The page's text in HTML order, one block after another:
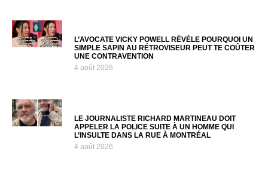
L’AVOCATE VICKY POWELL RÉVÈLE POURQUOI UN
SIMPLE SAPIN AU RÉTROVISEUR PEUT TE COÛTER
UNE CONTRAVENTION
4 août 2026
LE JOURNALISTE RICHARD MARTINEAU DOIT
APPELER LA POLICE SUITE À UN HOMME QUI
L’INSULTE DANS LA RUE À MONTRÉAL
4 août 2026